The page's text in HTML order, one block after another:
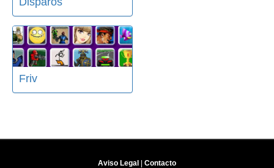
Friv
Aviso Legal | Contacto